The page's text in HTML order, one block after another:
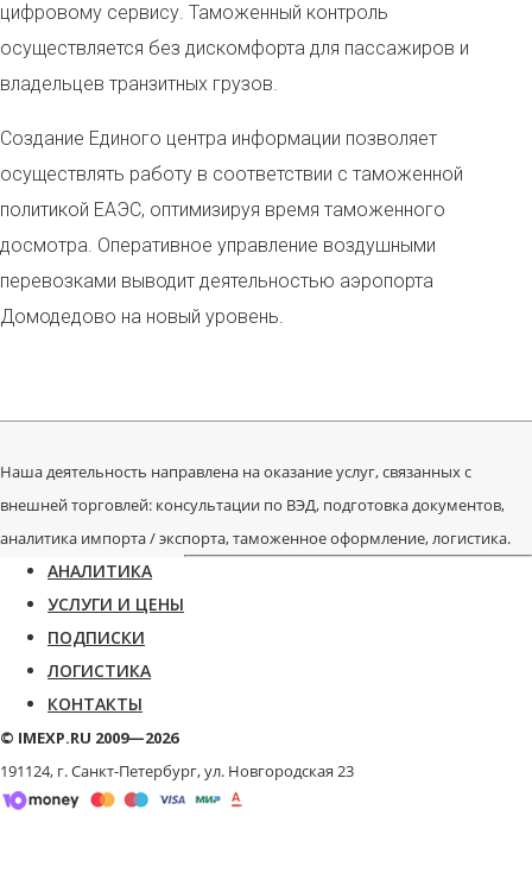
цифровому сервису. Таможенный контроль
осуществляется без дискомфорта для пассажиров и
владельцев транзитных грузов.
Создание Единого центра информации позволяет
осуществлять работу в соответствии с таможенной
политикой ЕАЭС, оптимизируя время таможенного
досмотра. Оперативное управление воздушными
перевозками выводит деятельностью аэропорта
Домодедово на новый уровень.
Наша деятельность направлена на оказание услуг, связанных с
внешней торговлей: консультации по ВЭД, подготовка документов,
аналитика импорта / экспорта, таможенное оформление, логистика.
АНАЛИТИКА
УСЛУГИ И ЦЕНЫ
ПОДПИСКИ
ЛОГИСТИКА
КОНТАКТЫ
© IMEXP.RU 2009—2026
191124, г. Санкт-Петербург,ул. Новгородская 23